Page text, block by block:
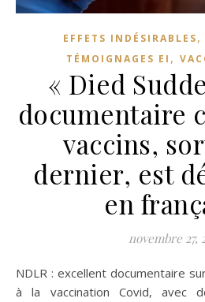
EFFETS INDÉSIRABLES,
TÉMOIGNAGES EI ,
« Died
documentaire
vaccins,
dernier, est
en
novembre 27,
NDLR : excellent documentaire sur les morts subites suite
à la vaccination Covid, avec